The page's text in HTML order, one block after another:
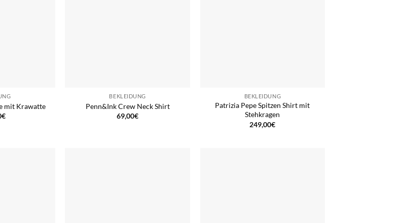
mit Krawatte
€
BEKLEIDUNG
Penn&Ink Crew Neck Shirt
69,00€
BEKLEIDUNG
Patrizia Pepe Spitzen Shirt mit
Stehkragen
249,00€